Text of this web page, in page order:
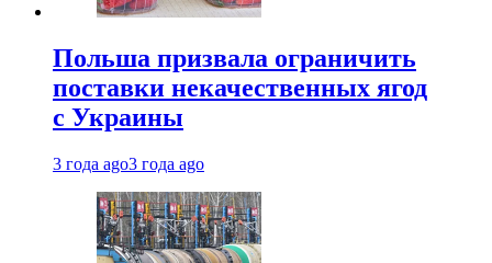
Польша призвала ограничить
поставки некачественных ягод
с Украины
3 года ago3 года ago